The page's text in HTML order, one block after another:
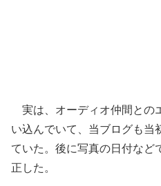
実は、オーディオ仲間との
い込んでいて、当ブログも当
ていた。後に写真の日付など
正した。